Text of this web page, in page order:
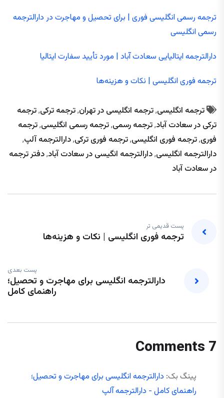
ترجمه رسمی انگلیسی فوری | برای تحصیل و مهاجرت در دارالترجمه
رسمی انگلیسی
دارالترجمه ایتالیایی سعادت آباد | مورد تأیید سفارت ایتالیا
ترجمه فوری انگلیسی | نکات و هزینه‌ها
ترجمه انگلیسی,ترجمه انگلیسی در تهران,ترجمه ترکی,ترجمه
ترکی در سعادت آباد,ترجمه رسمی,ترجمه رسمی انگلیسی,ترجمه
فوری,ترجمه فوری انگلیسی,ترجمه فوری ترکی,دارالترجمه آلپ,
دارالترجمه انگلیسی,دارالترجمه انگیسی در سعادت آباد,دفتر ترجمه
در سعادت آباد
پست قدیمی تر
ترجمه فوری انگلیسی | نکات و هزینه‌ها
پست بعدی
دارالترجمه انگلیسی برای مهاجرت و تحصیل؛
راهنمای کامل
7 Comments
پینگ بک: دارالترجمه انگلیسی برای مهاجرت و تحصیل؛
راهنمای کامل - دارالترجمه آلپ